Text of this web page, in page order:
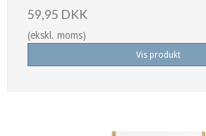
59,95 DKK
(ekskl. moms)
Vis produkt